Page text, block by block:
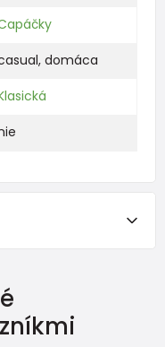
, domáca
dĺžka